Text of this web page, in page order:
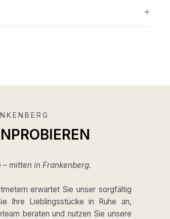
mitten in Frankenberg.
erwartet Sie unser sorgfältig
Ihre Lieblingsstücke in Ruhe an,
beraten und nutzen Sie unsere